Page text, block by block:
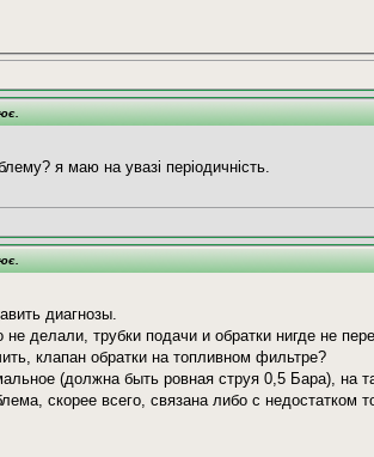
я маю на увазі періодичність.
диагнозы.
делали, трубки подачи и обратки нигде не
клапан обратки на топливном фильтре?
(должна быть ровная струя 0,5 Бара),
скорее всего, связана либо с